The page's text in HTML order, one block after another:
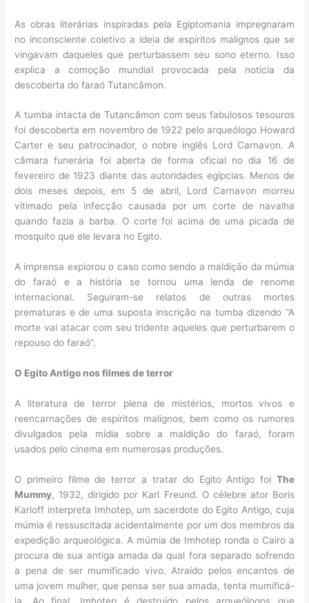
As obras literárias inspiradas pela Egiptomania impregnaram
no inconsciente coletivo a ideia de espíritos malignos que se
vingavam daqueles que perturbassem seu sono eterno. Isso
explica a comoção mundial provocada pela noticia da
descoberta do faraó Tutancâmon.
A tumba intacta de Tutancâmon com seus fabulosos tesouros
foi descoberta em novembro de 1922 pelo arqueólogo Howard
Carter e seu patrocinador, o nobre inglês Lord Carnavon. A
câmara funerária foi aberta de forma oficial no dia 16 de
fevereiro de 1923 diante das autoridades egípcias. Menos de
dois meses depois, em 5 de abril, Lord Carnavon morreu
vitimado pela infecção causada por um corte de navalha
quando fazia a barba. O corte foi acima de uma picada de
mosquito que ele levara no Egito.
A imprensa explorou o caso como sendo a maldição da múmia
do faraó e a história se tornou uma lenda de renome
internacional. Seguiram-se relatos de outras mortes
prematuras e de uma suposta inscrição na tumba dizendo “A
morte vai atacar com seu tridente aqueles que perturbarem o
repouso do faraó”.
O Egito Antigo nos filmes de terror
A literatura de terror plena de mistérios, mortos vivos e
reencarnações de espíritos malignos, bem como os rumores
divulgados pela mídia sobre a maldição do faraó, foram
usados pelo cinema em numerosas produções.
O primeiro filme de terror a tratar do Egito Antigo foi The
Mummy, 1932, dirigido por Karl Freund. O célebre ator Boris
Karloff interpreta Imhotep, um sacerdote do Egito Antigo, cuja
múmia é ressuscitada acidentalmente por um dos membros da
expedição arqueológica. A múmia de Imhotep ronda o Cairo a
procura de sua antiga amada da qual fora separado sofrendo
a pena de ser mumificado vivo. Atraído pelos encantos de
uma jovem mulher, que pensa ser sua amada, tenta mumificá-